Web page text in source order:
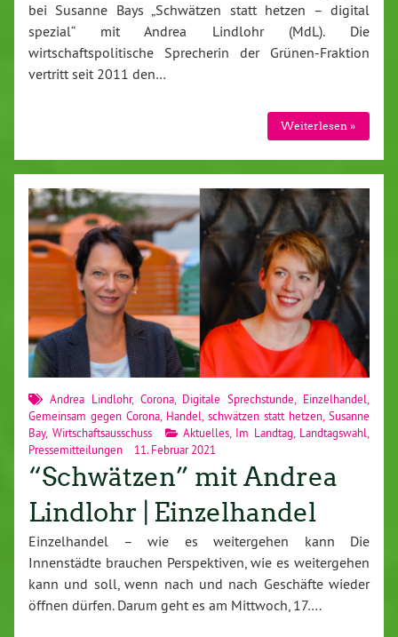
bei Susanne Bays „Schwätzen statt hetzen – digital
spezial“ mit Andrea Lindlohr (MdL). Die
wirtschaftspolitische Sprecherin der Grünen-Fraktion
vertritt seit 2011 den…
Weiterlesen »
Andrea Lindlohr, Corona, Digitale Sprechstunde Einzelhandel
Gemeinsam gegen Corona Handel schwätzen statt hetzen Susanne
Bay, Wirtschaftsausschuss Aktuelles, Im Landtag Landtagswahl
Pressemitteilungen
11. Februar 2021
“Schwätzen” mit Andrea
Lindlohr | Einzelhandel
Einzelhandel – wie es weitergehen kann Die
Innenstädte brauchen Perspektiven, wie es weitergehen
kann und soll, wenn nach und nach Geschäfte wieder
öffnen dürfen. Darum geht es am Mittwoch, 17….